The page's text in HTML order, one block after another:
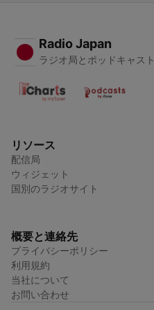
Radio Japan
ラジオ局とポッドキャスト
リソース
配信局
ウィジェット
国別のラジオサイト
概要と連絡先
プライバシーポリシー
利用規約
当社について
お問い合わせ